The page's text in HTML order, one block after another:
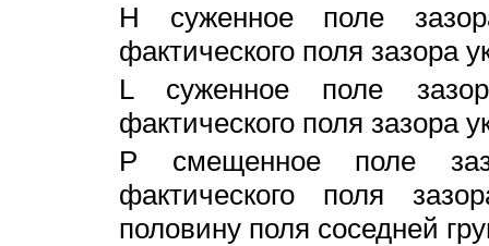
H суженное поле
фактического поля зазора
L суженное поле
фактического поля зазора
P смещенное поле
фактического поля
половину поля соседней